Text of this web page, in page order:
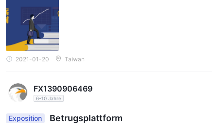
2021-01-20 Taiwan
FX1390906469
6-10 Jahre
Exposition Betrugsplattform